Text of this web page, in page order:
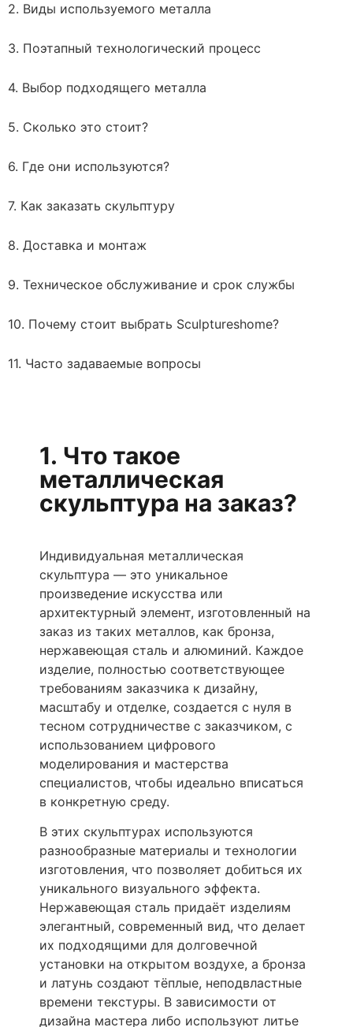
2. Виды используемого металла
3. Поэтапный технологический процесс
4. Выбор подходящего металла
5. Сколько это стоит?
6. Где они используются?
7. Как заказать скульптуру
8. Доставка и монтаж
9. Техническое обслуживание и срок службы
10. Почему стоит выбрать Sculptureshome?
11. Часто задаваемые вопросы
1. Что такое
металлическая
скульптура на заказ?
Индивидуальная металлическая
скульптура — это уникальное
произведение искусства или
архитектурный элемент, изготовленный на
заказ из таких металлов, как бронза,
нержавеющая сталь и алюминий. Каждое
изделие, полностью соответствующее
требованиям заказчика к дизайну,
масштабу и отделке, создается с нуля в
тесном сотрудничестве с заказчиком, с
использованием цифрового
моделирования и мастерства
специалистов, чтобы идеально вписаться
в конкретную среду.
В этих скульптурах используются
разнообразные материалы и технологии
изготовления, что позволяет добиться их
уникального визуального эффекта.
Нержавеющая сталь придаёт изделиям
элегантный, современный вид, что делает
их подходящими для долговечной
установки на открытом воздухе, а бронза
и латунь создают тёплые, неподвластные
времени текстуры. В зависимости от
дизайна мастера либо используют литье